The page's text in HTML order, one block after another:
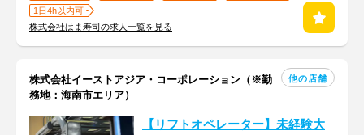
1日4h以内可
株式会社はま寿司の求人一覧を見る
株式会社イーストアジア・コーポレーション（※勤
務地：海南市エリア）
他の店舗
【リフトオペレーター】未経験大